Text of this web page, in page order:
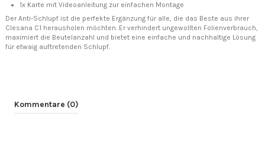
1x Karte mit Videoanleitung zur einfachen Montage
Der Anti-Schlupf ist die perfekte Ergänzung für alle, die das Beste aus ihrer
Clesana C1 herausholen möchten. Er verhindert ungewollten Folienverbrauch,
maximiert die Beutelanzahl und bietet eine einfache und nachhaltige Lösung
für etwaig auftretenden Schlupf.
Kommentare (0)